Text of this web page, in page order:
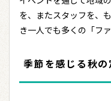
を、またスタッフを、
き一人でも多くの「フ
季節を感じる秋の